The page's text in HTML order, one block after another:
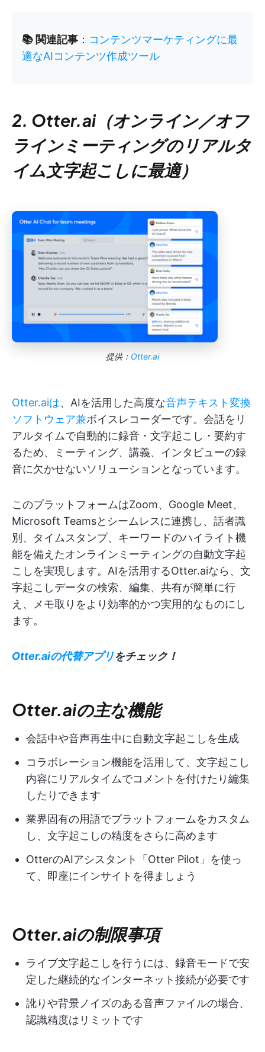
📚 関連記事 ： コンテンツマーケティングに最
適なAIコンテンツ作成ツール
2. Otter.ai（オンライン／オフ
ラインミーティングのリアルタ
イム文字起こしに最適）
提供： Otter.ai
Otter.aiは、AIを活用した高度な音声テキスト変換
ソフトウェア兼ボイスレコーダーです。会話をリ
アルタイムで自動的に録音・文字起こし・要約す
るため、ミーティング、講義、インタビューの録
音に欠かせないソリューションとなっています。
このプラットフォームはZoom、Google Meet、
Microsoft Teamsとシームレスに連携し、話者識
別、タイムスタンプ、キーワードのハイライト機
能を備えたオンラインミーティングの自動文字起
こしを実現します。AIを活用するOtter.aiなら、文
字起こしデータの検索、編集、共有が簡単に行
え、メモ取りをより効率的かつ実用的なものにし
ます。
Otter.aiの代替アプリをチェック！
Otter.aiの主な機能
会話中や音声再生中に自動文字起こしを生成
コラボレーション機能を活用して、文字起こし
内容にリアルタイムでコメントを付けたり編集
したりできます
業界固有の用語でプラットフォームをカスタム
し、文字起こしの精度をさらに高めます
OtterのAIアシスタント「Otter Pilot」を使っ
て、即座にインサイトを得ましょう
Otter.aiの制限事項
ライブ文字起こしを行うには、録音モードで安
定した継続的なインターネット接続が必要です
訛りや背景ノイズのある音声ファイルの場合、
認識精度はリミットです